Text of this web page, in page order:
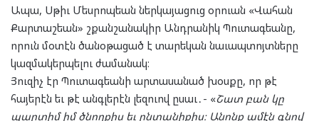
Ապա, Սթիւ Մեսրոպեան ներկայացուց օրուան «Վահան
Քարտաշեան» շքանշանակիր Անդրանիկ Պուտագեանը,
որուն մօտէն ծանօթացած է տարեկան նաւապտոյտները
կազմակերպելու ժամանակ։
Յուզիչ էր Պուտագեանի արտասանած խօսքը, որ թէ
հայերէն եւ թէ անգլերէն լեզուով ըսաւ․- «Շատ բան կը
պարտիմ իմ ծնողքիս եւ ընտանիքիս։ Անոնք ամէն գնով